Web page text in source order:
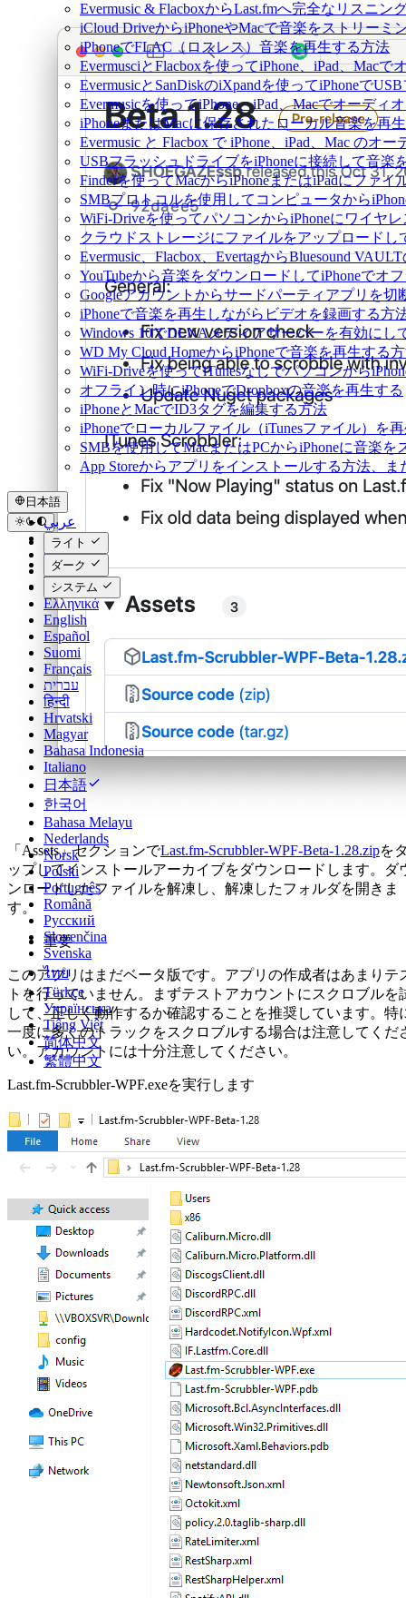
Evermusic & FlacboxからLast.fmへ完全なリスニン
iCloud DriveからiPhoneやMacで音楽をストリーミ
iPhoneでFLAC（ロスレス）音楽を再生する方法
EvermusciとFlacboxを使ってiPhone、iPad、Mac
EvermusicとSanDiskのiXpandを使ってiPhoneで
Evermusicを使ってiPhone、iPad、Macでオーディ
iPhoneまたはMacに保存されたローカル音楽を再
Evermusic と Flacbox で iPhone、iPad、Mac のオ
USBフラッシュドライブをiPhoneに接続して音楽
Finderを使ってMacからiPhoneまたはiPadにファイ
SMBプロトコルを使用してコンピュータから
WiFi-Driveを使ってパソコンからiPhoneにワイヤ
クラウドストレージにファイルをアップロードし
Evermusic、Flacbox、EvertagからBluesound
YouTubeから音楽をダウンロードしてiPhoneでオ
Googleアカウントからサードパーティアプリを切
iPhoneで音楽を再生しながらビデオを録画する方
Windows 10でDLNAメディアサーバーを有効にし
WD My Cloud HomeからiPhoneで音楽を再生する
WiFi-Driveを使ってiTunesなしでパソコンから
オフライン時にiPhoneでDropboxの音楽を再生する
iPhoneとMacでID3タグを編集する方法
iPhoneでローカルファイル（iTunesファイル）を
SMBを使用してMacまたはPCからiPhoneに音楽を
App Storeからアプリをインストールする方法、
日本語
عربي
Català
Čeština
Dansk
Deutsch
Ελληνικά
English
Español
Suomi
Français
עברית
हिन्दी
Hrvatski
Magyar
Bahasa Indonesia
Italiano
日本語
한국어
Bahasa Melayu
Nederlands
Norsk
Polski
Português
Română
Русский
Slovenčina
Svenska
ไทย
Türkçe
Українська
Tiếng Việt
简体中文
繁體中文
ライト
ダーク
システム
「Assets」セクションでLast.fm-Scrubbler-WPF-Beta-1.28.zipを
ップしてインストールアーカイブをダウンロードします。ダ
ンロードしたファイルを解凍し、解凍したフォルダを開きま
す。
重要
このアプリはまだベータ版です。アプリの作成者はあまりテ
トを行っていません。まずテストアカウントにスクロブルを
して、正しく動作するか確認することを推奨しています。特
一度に多くのトラックをスクロブルする場合は注意してくだ
い。アカウントには十分注意してください。
Last.fm-Scrubbler-WPF.exeを実行します